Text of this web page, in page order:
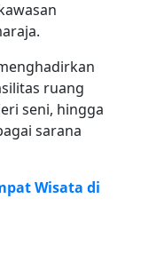
ruang
seni, hingga
sarana
Wisata di